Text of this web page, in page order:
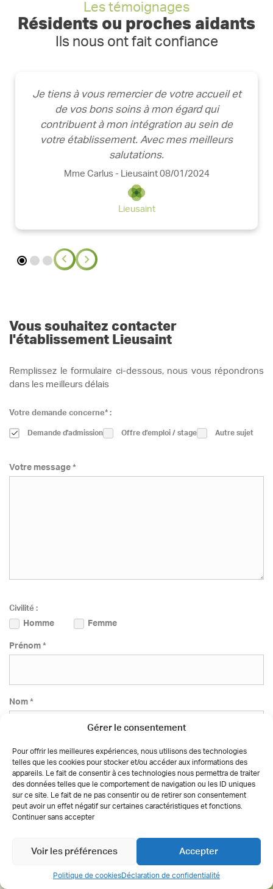
Gérer le consentement
Pour offrir les meilleures expériences, nous utilisons des technologies
telles que les cookies pour stocker et/ou accéder aux informations des
appareils. Le fait de consentir à ces technologies nous permettra de traiter
des données telles que le comportement de navigation ou les ID uniques
sur ce site. Le fait de ne pas consentir ou de retirer son consentement
peut avoir un effet négatif sur certaines caractéristiques et fonctions.
Continuer sans accepter
Accepter
Voir les préférences
Politique de cookiesDéclaration de confidentialité
Les témoignages
Résidents ou proches aidants
Ils nous ont fait confiance
Je tiens à vous remercier de votre accueil et
de vos bons soins à mon égard qui
contribuent à mon intégration au sein de
votre établissement. Avec mes meilleurs
salutations.
Mme Carlus - Lieusaint 08/01/2024
Lieusaint
Vous souhaitez contacter
l'établissement Lieusaint
Remplissez le formulaire ci-dessous, nous vous répondrons
dans les meilleurs délais
Votre demande concerne* :
Demande d'admission Offre d’emploi / stage Autre sujet
Votre message *
Civilité :
Homme
Femme
Nom *
Prénom *
E-mail *
Téléphone *
utilisées.Voir les conditions d'utilisation